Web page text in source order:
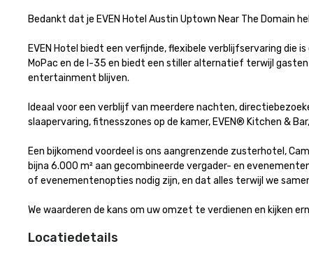
Bedankt dat je EVEN Hotel Austin Uptown Near The Domain
EVEN Hotel biedt een verfijnde, flexibele verblijfservaring die
MoPac en de I-35 en biedt een stiller alternatief terwijl
entertainment blijven.
Ideaal voor een verblijf van meerdere nachten,
slaapervaring, fitnesszones op de kamer, EVEN® Kitchen &
Een bijkomend voordeel is ons aangrenzende zusterhotel,
bijna 6.000 m² aan gecombineerde vergader- en
of evenementenopties nodig zijn, en dat alles terwijl we
We waarderen de kans om uw omzet te verdienen en kijken
Locatiedetails